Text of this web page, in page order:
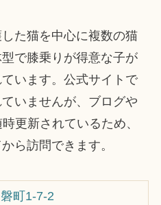
た猫を中心に複数の猫
で膝乗りが得意な子が
います。公式サイトで
いませんが、ブログや
更新されているため、
ら訪問できます。
町1-7-2